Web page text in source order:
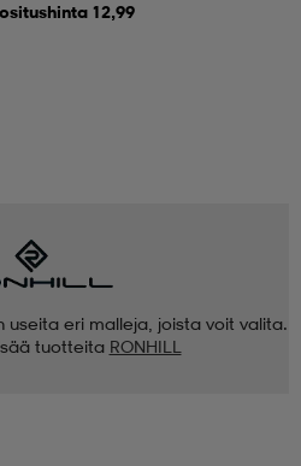
12,99
useita eri malleja, joista voit valita.
tuotteita RONHILL